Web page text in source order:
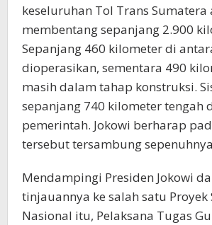
keseluruhan Tol Trans Sumatera
membentang sepanjang 2.900
Sepanjang 460 kilometer di
dioperasikan, sementara 490
masih dalam tahap konstruksi.
sepanjang 740 kilometer tengah
pemerintah. Jokowi berharap
tersebut tersambung
Mendampingi Presiden Jokowi
tinjauannya ke salah satu Proyek
Nasional itu, Pelaksana Tugas